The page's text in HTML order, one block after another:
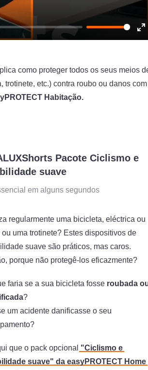
como proteger todos os seus meios
etc.) contra roubo ou danos
Habitação.
Pacote Ciclismo e
suave
em alguns segundos
regularmente uma bicicleta, eléctrica ou
ou uma trotinete? Estes dispositivos de
suave são práticos, mas caros.
porque não protegê-los eficazmente?
faria se a sua bicicleta fosse roubada
?
um acidente danificasse o seu
que o pack opcional "Ciclismo e
suave" da easyPROTECT Home